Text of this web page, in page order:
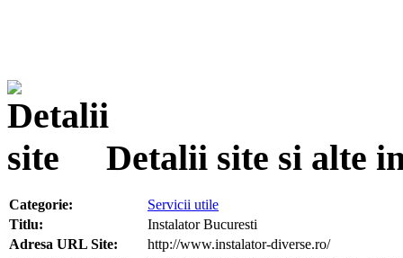
Detalii site si alte
Categorie:
Servicii utile
Titlu:
Instalator Bucuresti
Adresa URL Site:
http://www.instalator-diverse.ro/